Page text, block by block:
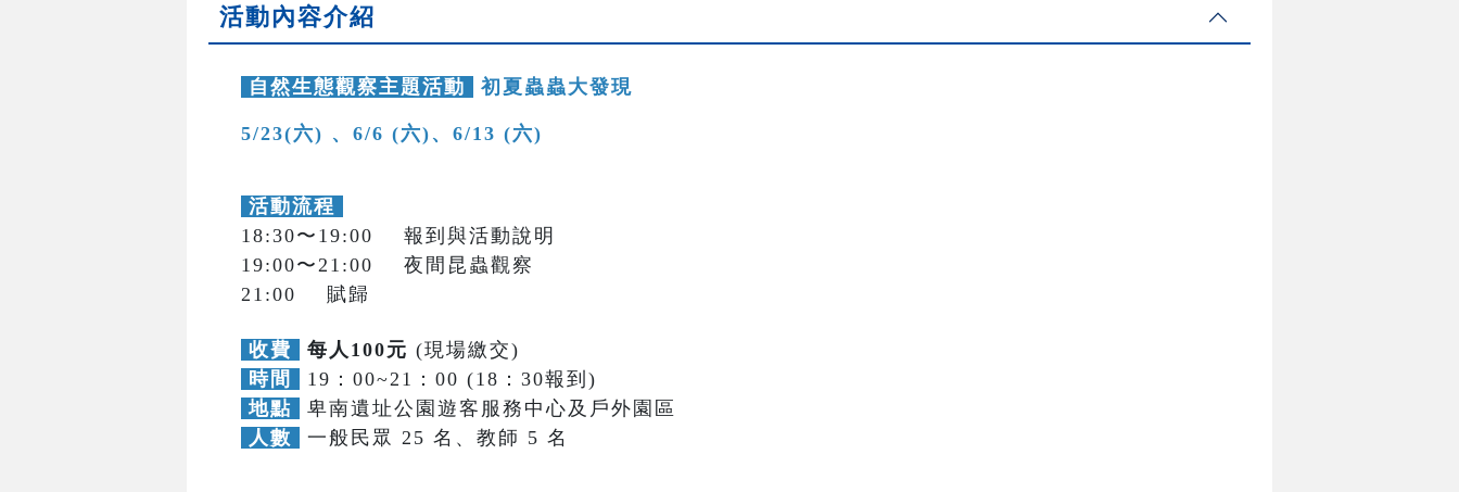
活動內容介紹
自然生態觀察主題活動 初夏蟲蟲大發現
5/23(六) 、6/6 (六)、6/13 (六)
活動流程
18:30〜19:00 報到與活動說明
19:00〜21:00 夜間昆蟲觀察
21:00 賦歸
收費 每人100元 (現場繳交)
時間
19：00~21：00 (18：30報到)
地點
卑南遺址公園遊客服務中心及戶外園區
人數
一般民眾 25 名、教師 5 名